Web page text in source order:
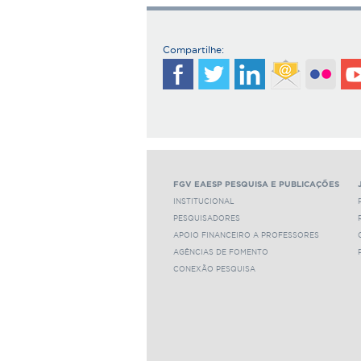
Compartilhe:
FGV EAESP PESQUISA E PUBLICAÇÕES
INSTITUCIONAL
PESQUISADORES
APOIO FINANCEIRO A PROFESSORES
AGÊNCIAS DE FOMENTO
CONEXÃO PESQUISA